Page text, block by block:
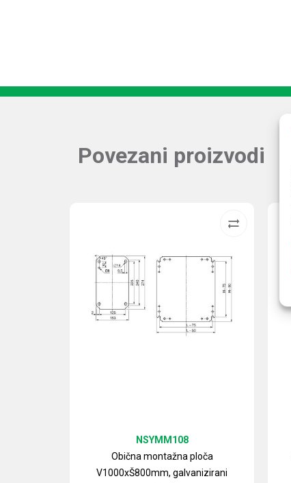
Povezani proizvodi
Obična montažna ploča
V1000xŠ800mm, galvanizirani
NSYMM108